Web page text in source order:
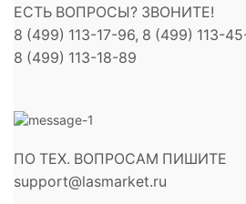
ЕСТЬ ВОПРОСЫ? ЗВОНИТЕ!
8 (499) 113-17-96, 8 (499) 113-
8 (499) 113-18-89
ПО ТЕХ. ВОПРОСАМ ПИШИТЕ
support@lasmarket.ru